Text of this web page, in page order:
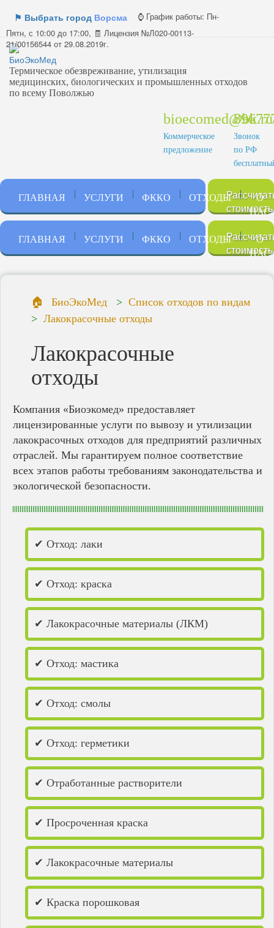
⚑ Выбрать город Ворсма ⌚ График работы: Пн-
Пятн, с 10:00 до 17:00, 🧾 Лицензия №Л020-00113-
21/00156544 от 29.08.2019г.
Термическое обезвреживание, утилизация
медицинских, биологических и промышленных отходов
по всему Поволжью
bioecomed@bk.ru
Коммерческое
предложение
Звонок
по РФ
ГЛАВНАЯ УСЛУГИ ФККО ОТХОДЫ
О
НАС
стоимость
ГЛАВНАЯ УСЛУГИ ФККО ОТХОДЫ
О
НАС
стоимость
БиоЭкоМед
Список отходов по видам
Лакокрасочные отходы
Лакокрасочные
отходы
Компания «Биоэкомед» предоставляет
лицензированные услуги по вывозу и утилизации
лакокрасочных отходов для предприятий различных
отраслей. Мы гарантируем полное соответствие
всех этапов работы требованиям законодательства и
экологической безопасности.
✔ Отход: лаки
✔ Отход: краска
✔ Лакокрасочные материалы (ЛКМ)
✔ Отход: мастика
✔ Отход: смолы
✔ Отход: герметики
✔ Отработанные растворители
✔ Просроченная краска
✔ Лакокрасочные материалы
✔ Краска порошковая